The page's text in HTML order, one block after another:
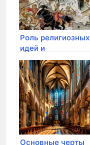
Роль религиозных
идей и
миссионерства в
эпоху открытий
Основные черты